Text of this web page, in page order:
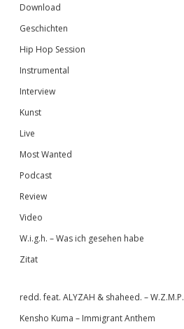
Download
Geschichten
Hip Hop Session
Instrumental
Interview
Kunst
Live
Most Wanted
Podcast
Review
Video
W.i.g.h. – Was ich gesehen habe
Zitat
redd. feat. ALYZAH & shaheed. – W.Z.M.P.
Kensho Kuma – Immigrant Anthem